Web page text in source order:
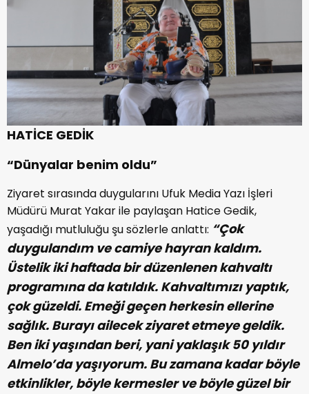
HATİCE GEDİK
“Dünyalar benim oldu”
Ziyaret sırasında duygularını Ufuk Media Yazı İşleri
Müdürü Murat Yakar ile paylaşan Hatice Gedik,
yaşadığı mutluluğu şu sözlerle anlattı: “Çok
duygulandım ve camiye hayran kaldım.
Üstelik iki haftada bir düzenlenen kahvaltı
programına da katıldık. Kahvaltımızı yaptık,
çok güzeldi. Emeği geçen herkesin ellerine
sağlık. Burayı ailecek ziyaret etmeye geldik.
Ben iki yaşından beri, yani yaklaşık 50 yıldır
Almelo’da yaşıyorum. Bu zamana kadar böyle
etkinlikler, böyle kermesler ve böyle güzel bir